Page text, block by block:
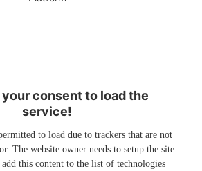
your consent to load the
service!
to load due to trackers that are not
The website owner needs to setup the site
this content to the list of technologies